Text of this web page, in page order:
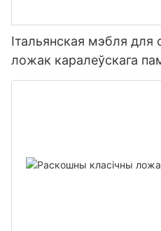
Італьянская мэбля для
ложак каралеўскага
віл